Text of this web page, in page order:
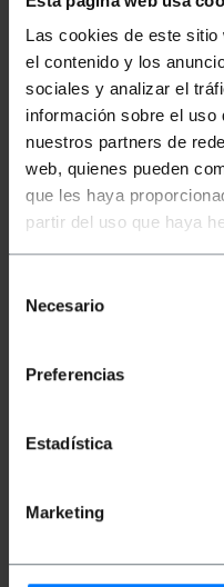
Las cookies de este
el contenido y los
sociales y analizar el
información sobre el uso
nuestros partners de
web, quienes pueden
que les haya
partir del uso que haya
Necesario
Preferencias
Estadística
Marketing
Duplex Cabo de Fibra
atende o padrão da
multimodo OM3
microns e permitir
Ethernet a uma
conectores ST/PC
Cabo de 100%
Smoke Halogen Free).
revestimento de 50/
totalcada fio de 3,0
verde vagem).
Medidas e Pesos
Número de
Classificação